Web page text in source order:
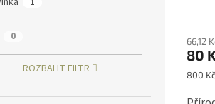
0
ROZBALIT FILTR
je
5,0
5
66,12
80
Měrná
800